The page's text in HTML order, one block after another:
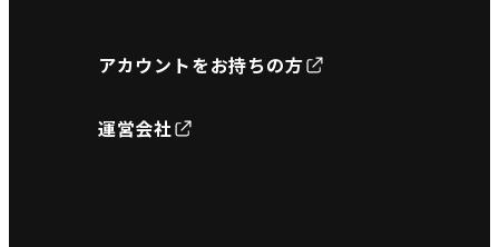
アカウントをお持ちの方
運営会社